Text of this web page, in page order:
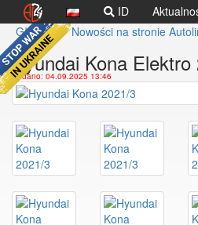
ID
Główna
Nowości na stronie
Hyundai Kona Elektro
Dodano: 04.09.2025 13:46